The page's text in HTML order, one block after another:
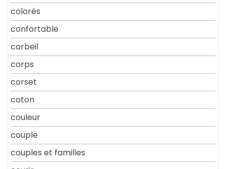
colorés
confortable
corbeil
corps
corset
coton
couleur
couple
couples et familles